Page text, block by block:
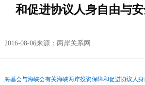
和促进协议人身自由与
2016-08-06来源：两岸关系网
海基会与海峡会有关海峡两岸投资保障和促进协议人